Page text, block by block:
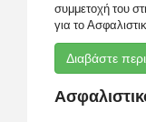
συμμετοχή του
για το
Διαβάστε